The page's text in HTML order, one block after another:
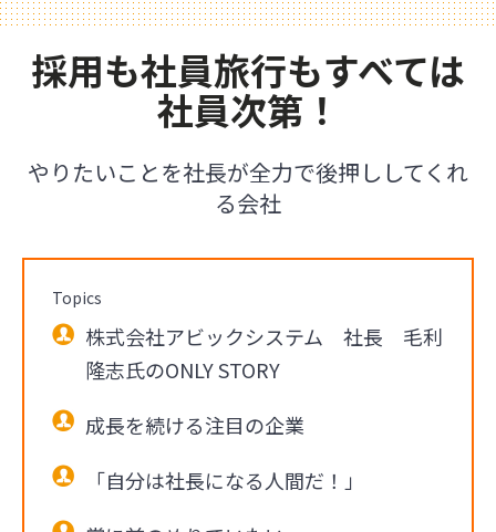
採用も社員旅行もすべては
社員次第！
やりたいことを社長が全力で後押ししてくれ
る会社
Topics
株式会社アビックシステム 社長 毛利
隆志氏のONLY STORY
成長を続ける注目の企業
「自分は社長になる人間だ！」